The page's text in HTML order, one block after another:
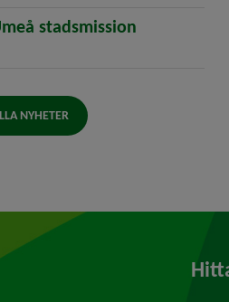
stadsmission
Samverkan med Umeå
NYHETER